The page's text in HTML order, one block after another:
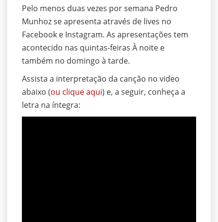
Pelo menos duas vezes por semana Pedro
Munhoz se apresenta através de lives no
Facebook e Instagram. As apresentações tem
acontecido nas quintas-feiras À noite e
também no domingo à tarde.
Assista a interpretação da canção no video
abaixo (ou clique aqui) e, a seguir, conheça a
letra na íntegra: